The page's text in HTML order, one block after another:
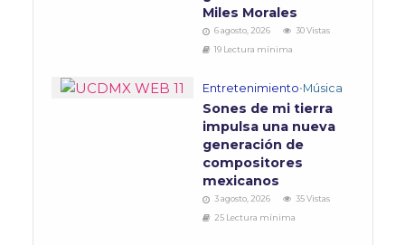
Miles Morales
6 agosto, 2026
30 Vistas
19 Lectura mínima
Entretenimiento•Música
Sones de mi tierra
impulsa una nueva
generación de
compositores
mexicanos
3 agosto, 2026
35 Vistas
25 Lectura mínima